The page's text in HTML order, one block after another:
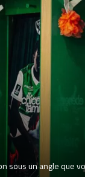
sous un angle que